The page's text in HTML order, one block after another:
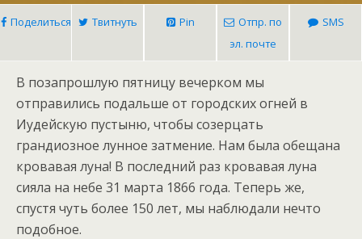
Поделиться Твитнуть Pin
Отпр. по
эл. почте
SMS
В позапрошлую пятницу вечерком мы
отправились подальше от городских огней в
Иудейскую пустыню, чтобы созерцать
грандиозное лунное затмение. Нам была обещана
кровавая луна! В последний раз кровавая луна
сияла на небе 31 марта 1866 года. Теперь же,
спустя чуть более 150 лет, мы наблюдали нечто
подобное.